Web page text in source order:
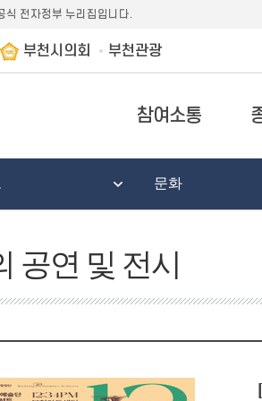
식 전자정부 누리집입니다.
부천시의회 부천관광
참여소통
문화
공연 및 전시